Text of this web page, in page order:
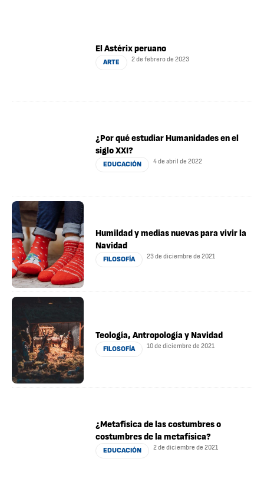
El Astérix peruano
ARTE 2 de febrero de 2023
¿Por qué estudiar Humanidades en el
siglo XXI?
EDUCACIÓN 4 de abril de 2022
Humildad y medias nuevas para vivir la
Navidad
FILOSOFÍA 23 de diciembre de 2021
Teología, Antropología y Navidad
FILOSOFÍA 10 de diciembre de 2021
¿Metafísica de las costumbres o
costumbres de la metafísica?
EDUCACIÓN 2 de diciembre de 2021